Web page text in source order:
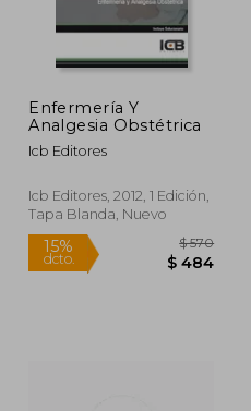
40%
dcto.
Enfermería Y
Analgesia Obstétrica
Icb Editores
Icb Editores, 2012, 1 Edición,
Tapa Blanda, Nuevo